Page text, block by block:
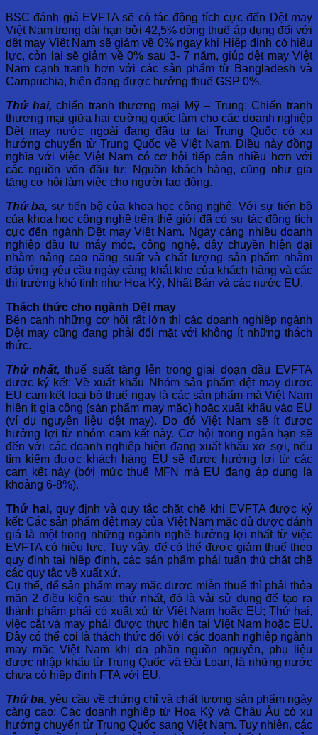
BSC đánh giá EVFTA sẽ có tác động tích cực đến Dệt may
Việt Nam trong dài hạn bởi 42,5% dòng thuế áp dụng đối với
dệt may Việt Nam sẽ giảm về 0% ngay khi Hiệp định có hiệu
lực, còn lại sẽ giảm về 0% sau 3- 7 năm, giúp dệt may Việt
Nam cạnh tranh hơn với các sản phẩm từ Bangladesh và
Campuchia, hiện đang được hưởng thuế GSP 0%.
Thứ hai, chiến tranh thương mại Mỹ – Trung: Chiến tranh
thương mại giữa hai cường quốc làm cho các doanh nghiệp
Dệt may nước ngoài đang đầu tư tại Trung Quốc có xu
hướng chuyển từ Trung Quốc về Việt Nam. Điều này đồng
nghĩa với việc Việt Nam có cơ hội tiếp cận nhiều hơn với
các nguồn vốn đầu tư; Nguồn khách hàng, cũng như gia
tăng cơ hội làm việc cho người lao động.
Thứ ba, sự tiến bộ của khoa học công nghệ: Với sự tiến bộ
của khoa học công nghệ trên thế giới đã có sự tác động tích
cực đến ngành Dệt may Việt Nam. Ngày càng nhiều doanh
nghiệp đầu tư máy móc, công nghệ, dây chuyền hiện đại
nhằm nâng cao năng suất và chất lượng sản phẩm nhằm
đáp ứng yêu cầu ngày càng khắt khe của khách hàng và các
thị trường khó tính như Hoa Kỳ, Nhật Bản và các nước EU.
Thách thức cho ngành Dệt may
Bên cạnh những cơ hội rất lớn thì các doanh nghiệp ngành
Dệt may cũng đang phải đối mặt với không ít những thách
thức.
Thứ nhất, thuế suất tăng lên trong giai đoạn đầu EVFTA
được ký kết: Về xuất khẩu Nhóm sản phẩm dệt may được
EU cam kết loại bỏ thuế ngay là các sản phẩm mà Việt Nam
hiện ít gia công (sản phẩm may mặc) hoặc xuất khẩu vào EU
(ví dụ nguyên liệu dệt may). Do đó Việt Nam sẽ ít được
hưởng lợi từ nhóm cam kết này. Cơ hội trong ngắn hạn sẽ
đến với các doanh nghiệp hiện đang xuất khẩu xơ sợi, nếu
tìm kiếm được khách hàng EU sẽ được hưởng lợi từ các
cam kết này (bởi mức thuế MFN mà EU đang áp dụng là
khoảng 6-8%).
Thứ hai,quy định và quy tắc chặt chẽ khi EVFTA được ký
kết: Các sản phẩm dệt may của Việt Nam mặc dù được đánh
giá là một trong những ngành nghề hưởng lợi nhất từ việc
EVFTA có hiệu lực. Tuy vậy, để có thể được giảm thuế theo
quy định tại hiệp định, các sản phẩm phải tuân thủ chặt chẽ
các quy tắc về xuất xứ.
Cụ thể, để sản phẩm may mặc được miễn thuế thì phải thỏa
mãn 2 điều kiện sau: thứ nhất, đó là vải sử dụng để tạo ra
thành phẩm phải có xuất xứ từ Việt Nam hoặc EU; Thứ hai,
việc cắt và may phải được thực hiện tại Việt Nam hoặc EU.
Đây có thể coi là thách thức đối với các doanh nghiệp ngành
may mặc Việt Nam khi đa phần nguồn nguyên, phụ liệu
được nhập khẩu từ Trung Quốc và Đài Loan, là những nước
chưa có hiệp định FTA với EU.
Thứ ba, yêu cầu về chứng chỉ và chất lượng sản phẩm ngày
càng cao: Các doanh nghiệp từ Hoa Kỳ và Châu Âu có xu
hướng chuyển từ Trung Quốc sang Việt Nam. Tuy nhiên, các